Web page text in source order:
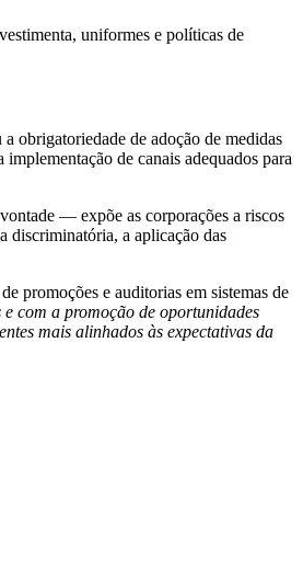
uniformes e políticas de
obrigatoriedade de adoção de medidas
de canais adequados para
— expõe as corporações a riscos
discriminatória, a aplicação das
promoções e auditorias em sistemas de
com a promoção de oportunidades
mais alinhados às expectativas da